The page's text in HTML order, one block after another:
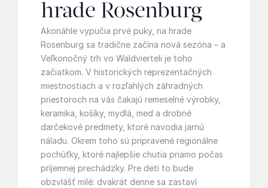
hrade Rosenburg
Akonáhle vypučia prvé puky, na hrade
Rosenburg sa tradične začína nová sezóna – a
Veľkonočný trh vo Waldvierteli je toho
začiatkom. V historických reprezentačných
miestnostiach a v rozľahlých záhradných
priestoroch na vás čakajú remeselné výrobky,
keramika, košíky, mydlá, med a drobné
darčekové predmety, ktoré navodia jarnú
náladu. Okrem toho sú pripravené regionálne
pochúťky, ktoré najlepšie chutia priamo počas
príjemnej prechádzky. Pre deti to bude
obzvlášť milé: dvakrát denne sa zastaví